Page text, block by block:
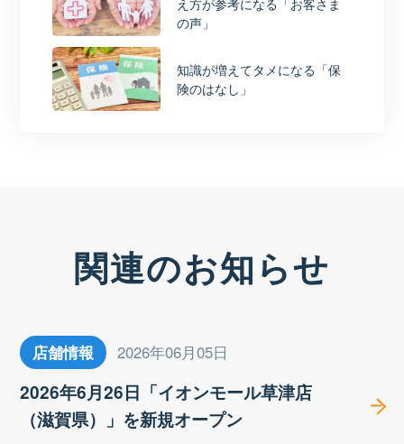
の声」
知識が増えてタメになる「保
険のはなし」
関連のお知らせ
店舗情報 2026年06月05日
2026年6月26日「イオンモール草津店
（滋賀県）」を新規オープン